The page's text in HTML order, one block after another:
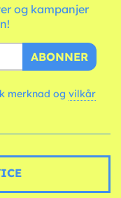
og kampanjer
ABONNER
merknad og vilkår